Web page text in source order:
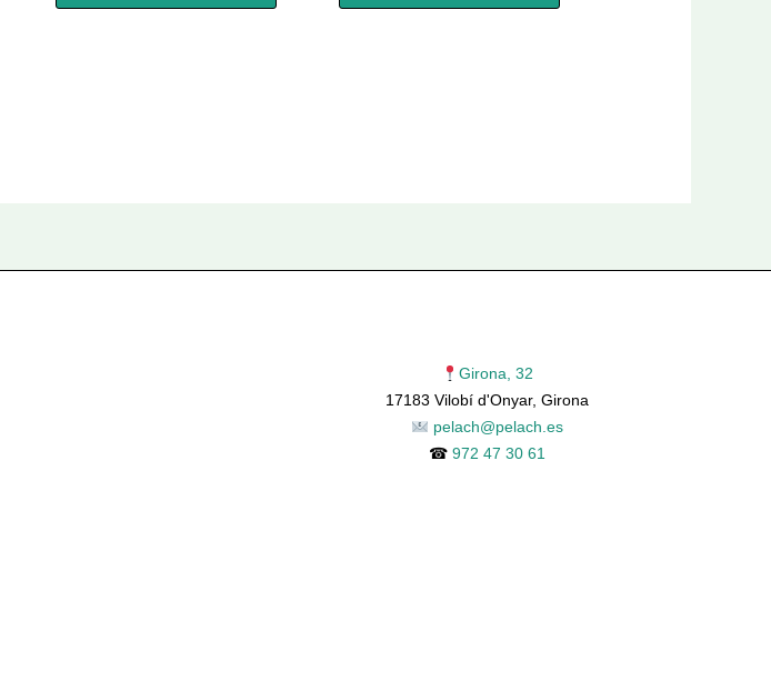
Girona, 32
17183 Vilobí d'Onyar, Girona
pelach@pelach.es
☎972 47 30 61